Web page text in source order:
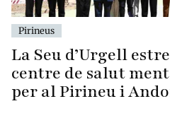
Pirineus
La Seu d’Urgell
centre de salut
per al Pirineu i